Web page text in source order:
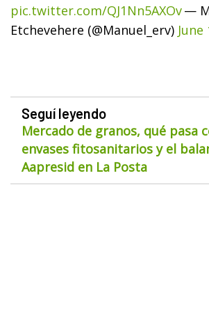
pic.twitter.com/QJ1Nn5AXOv—
Etchevehere (@Manuel_erv) June
Seguí leyendo
Mercado de granos, qué pasa
envases fitosanitarios y el
Aapresid en La Posta